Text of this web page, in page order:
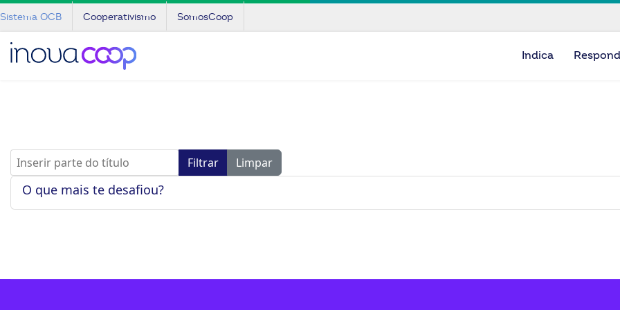
Sistema OCB Cooperativismo SomosCoop
Indica
Inserir parte do título Filtrar Limpar
O que mais te desafiou?